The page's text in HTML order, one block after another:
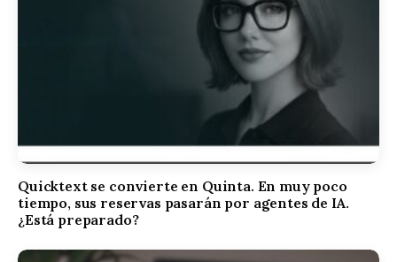
Quicktext se convierte en Quinta. En muy poco
tiempo, sus reservas pasarán por agentes de IA.
¿Está preparado?